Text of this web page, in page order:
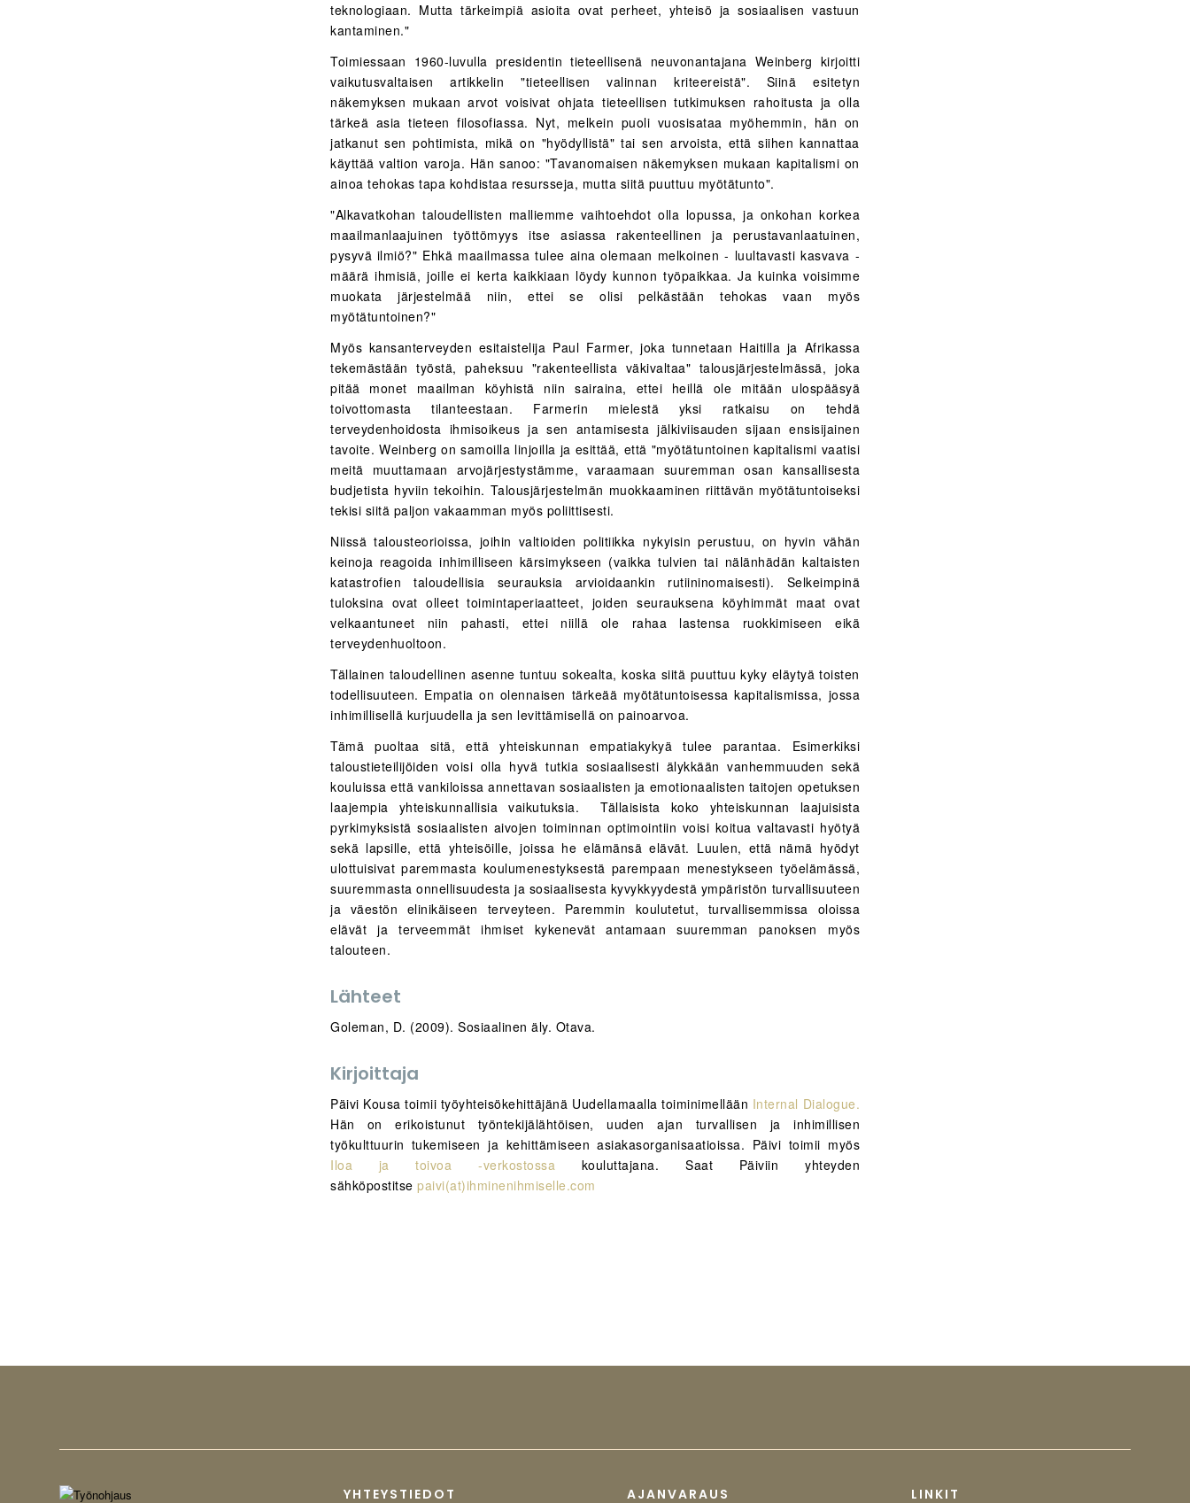
teknologiaan. Mutta tärkeimpiä asioita ovat perheet, yhteisö ja sosiaalisen vastuun
kantaminen."
Toimiessaan 1960-luvulla presidentin tieteellisenä neuvonantajana Weinberg kirjoitti
vaikutusvaltaisen artikkelin "tieteellisen valinnan kriteereistä". Siinä esitetyn
näkemyksen mukaan arvot voisivat ohjata tieteellisen tutkimuksen rahoitusta ja olla
tärkeä asia tieteen filosofiassa. Nyt, melkein puoli vuosisataa myöhemmin, hän on
jatkanut sen pohtimista, mikä on "hyödyllistä" tai sen arvoista, että siihen kannattaa
käyttää valtion varoja. Hän sanoo: "Tavanomaisen näkemyksen mukaan kapitalismi on
ainoa tehokas tapa kohdistaa resursseja, mutta siitä puuttuu myötätunto".
"Alkavatkohan taloudellisten malliemme vaihtoehdot olla lopussa, ja onkohan korkea
maailmanlaajuinen työttömyys itse asiassa rakenteellinen ja perustavanlaatuinen,
pysyvä ilmiö?" Ehkä maailmassa tulee aina olemaan melkoinen - luultavasti kasvava -
määrä ihmisiä, joille ei kerta kaikkiaan löydy kunnon työpaikkaa. Ja kuinka voisimme
muokata järjestelmää niin, ettei se olisi pelkästään tehokas vaan myös
myötätuntoinen?"
Myös kansanterveyden esitaistelija Paul Farmer, joka tunnetaan Haitilla ja Afrikassa
tekemästään työstä, paheksuu "rakenteellista väkivaltaa" talousjärjestelmässä, joka
pitää monet maailman köyhistä niin sairaina, ettei heillä ole mitään ulospääsyä
toivottomasta tilanteestaan. Farmerin mielestä yksi ratkaisu on tehdä
terveydenhoidosta ihmisoikeus ja sen antamisesta jälkiviisauden sijaan ensisijainen
tavoite. Weinberg on samoilla linjoilla ja esittää, että "myötätuntoinen kapitalismi vaatisi
meitä muuttamaan arvojärjestystämme, varaamaan suuremman osan kansallisesta
budjetista hyviin tekoihin. Talousjärjestelmän muokkaaminen riittävän myötätuntoiseksi
tekisi siitä paljon vakaamman myös poliittisesti.
Niissä talousteorioissa, joihin valtioiden politiikka nykyisin perustuu, on hyvin vähän
keinoja reagoida inhimilliseen kärsimykseen (vaikka tulvien tai nälänhädän kaltaisten
katastrofien taloudellisia seurauksia arvioidaankin rutiininomaisesti). Selkeimpinä
tuloksina ovat olleet toimintaperiaatteet, joiden seurauksena köyhimmät maat ovat
velkaantuneet niin pahasti, ettei niillä ole rahaa lastensa ruokkimiseen eikä
terveydenhuoltoon.
Tällainen taloudellinen asenne tuntuu sokealta, koska siitä puuttuu kyky eläytyä toisten
todellisuuteen. Empatia on olennaisen tärkeää myötätuntoisessa kapitalismissa, jossa
inhimillisellä kurjuudella ja sen levittämisellä on painoarvoa.
Tämä puoltaa sitä, että yhteiskunnan empatiakykyä tulee parantaa. Esimerkiksi
taloustieteilijöiden voisi olla hyvä tutkia sosiaalisesti älykkään vanhemmuuden sekä
kouluissa että vankiloissa annettavan sosiaalisten ja emotionaalisten taitojen opetuksen
laajempia yhteiskunnallisia vaikutuksia. Tällaisista koko yhteiskunnan laajuisista
pyrkimyksistä sosiaalisten aivojen toiminnan optimointiin voisi koitua valtavasti hyötyä
sekä lapsille, että yhteisöille, joissa he elämänsä elävät. Luulen, että nämä hyödyt
ulottuisivat paremmasta koulumenestyksestä parempaan menestykseen työelämässä,
suuremmasta onnellisuudesta ja sosiaalisesta kyvykkyydestä ympäristön turvallisuuteen
ja väestön elinikäiseen terveyteen. Paremmin koulutetut, turvallisemmissa oloissa
elävät ja terveemmät ihmiset kykenevät antamaan suuremman panoksen myös
talouteen.
Lähteet
Goleman, D. (2009). Sosiaalinen äly. Otava.
Kirjoittaja
Päivi Kousa toimii työyhteisökehittäjänä Uudellamaalla toiminimellään Internal Dialogue.
Hän on erikoistunut työntekijälähtöisen, uuden ajan turvallisen ja inhimillisen
työkulttuurin tukemiseen ja kehittämiseen asiakasorganisaatioissa. Päivi toimii myös
Iloa ja toivoa -verkostossa kouluttajana. Saat Päiviin yhteyden
sähköpostitse paivi(at)ihminenihmiselle.com
YHTEYSTIEDOT AJANVARAUS LINKIT